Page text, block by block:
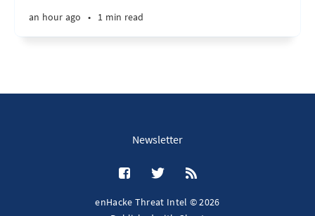
an hour ago • 1 min read
Newsletter
enHacke Threat Intel © 2026